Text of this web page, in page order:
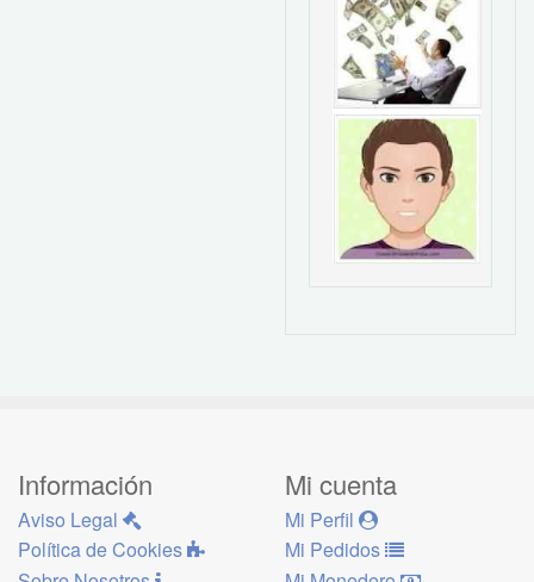
Información
Aviso Legal
Política de Cookies
Mi cuenta
Mi Perfil
Mi Pedidos